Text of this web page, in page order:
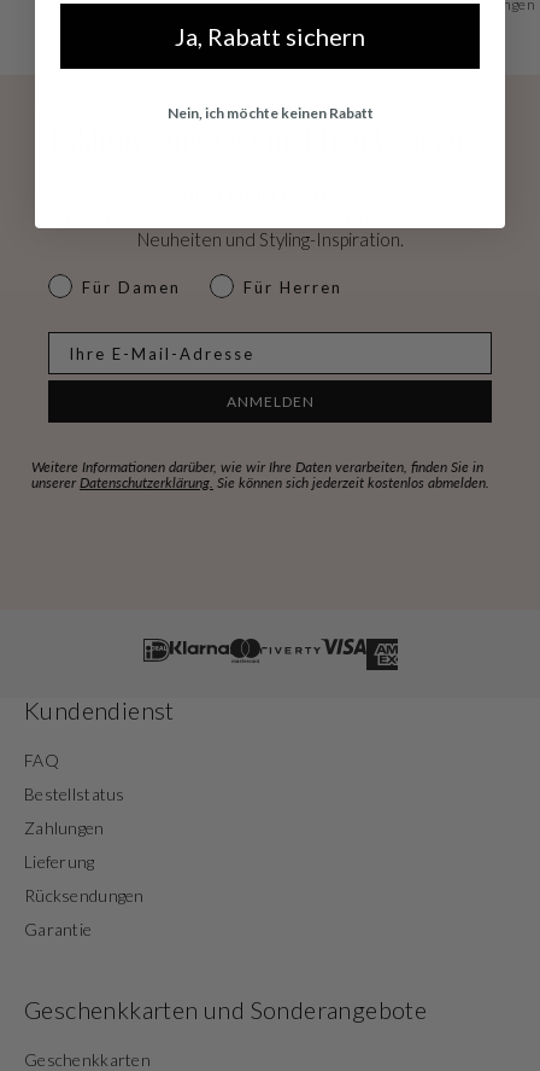
Sie, wie Sie möchten!
Bewertungen
Neuheiten und Styling-Inspiration.
dames & heren
Für Damen Für Herren
ANMELDEN
Weitere Informationen darüber, wie wir Ihre Daten verarbeiten, finden Sie in
unserer Datenschutzerklärung. Sie können sich jederzeit kostenlos abmelden.
Kundendienst
FAQ
Bestellstatus
Zahlungen
Lieferung
Rücksendungen
Garantie
Geschenkkarten und Sonderangebote
Geschenkkarten
Ja, Rabatt sichern
Nein, ich möchte keinen Rabatt